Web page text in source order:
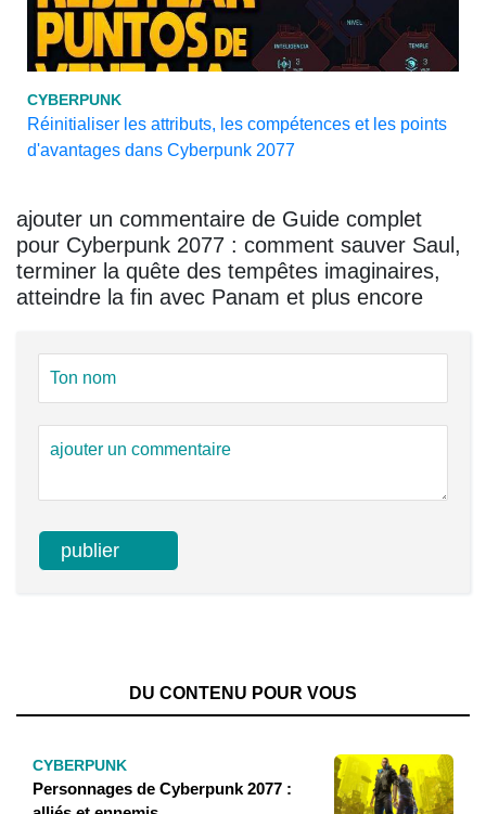
CYBERPUNK
Réinitialiser les attributs, les compétences et les points
d'avantages dans Cyberpunk 2077
ajouter un commentaire de Guide complet
pour Cyberpunk 2077 : comment sauver Saul,
terminer la quête des tempêtes imaginaires,
atteindre la fin avec Panam et plus encore
DU CONTENU POUR VOUS
CYBERPUNK
Personnages de Cyberpunk 2077 :